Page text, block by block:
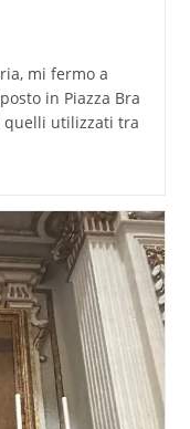
mi fermo a
in Piazza Bra
quelli utilizzati tra